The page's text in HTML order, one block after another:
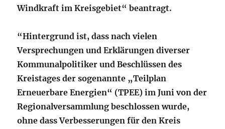
Windkraft im Kreisgebiet“ beantragt.
“Hintergrund ist, dass nach vielen
Versprechungen und Erklärungen diverser
Kommunalpolitiker und Beschlüssen des
Kreistages der sogenannte „Teilplan
Erneuerbare Energien“ (TPEE) im Juni von der
Regionalversammlung beschlossen wurde,
ohne dass Verbesserungen für den Kreis